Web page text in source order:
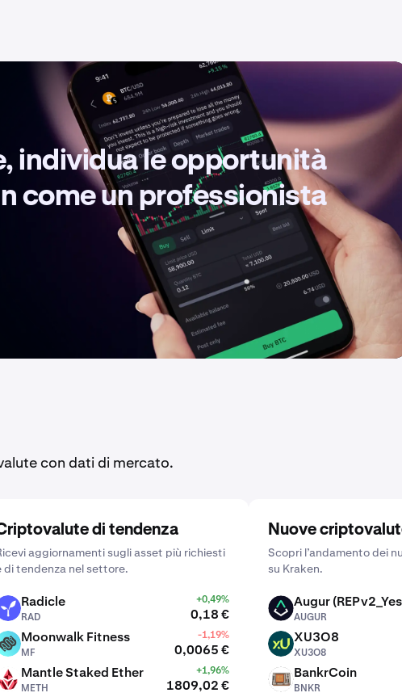
individua le opportunità
come un professionista
con dati di mercato.
di tendenza
aggiornamenti sugli asset più richiesti
di tendenza nel settore.
RAD Radicle
RAD
+0,49%
0,18 €
MF Moonwalk Fitness
MF
-1,19%
0,0065 €
METH Mantle Staked Ether
METH
+1,96%
1809,02 €
Nuove
Scopri l’andamento dei
su Kraken.
AUGUR Augur
AUGUR
XU3O8 XU3O8
XU3O8
BNKR BankrCoin
BNKR